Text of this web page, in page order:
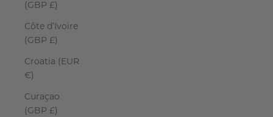
(GBP £)
Côte d’Ivoire
(GBP £)
Croatia (EUR
€)
Curaçao
(GBP £)